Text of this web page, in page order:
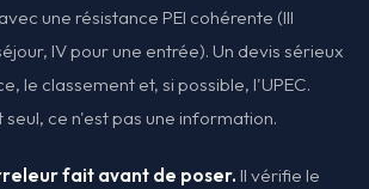
une résistance PEI cohérente (III
IV pour une entrée). Un devis sérieux
le classement et, si possible, l'UPEC.
ce n'est pas une information.
fait avant de poser. Il vérifie le